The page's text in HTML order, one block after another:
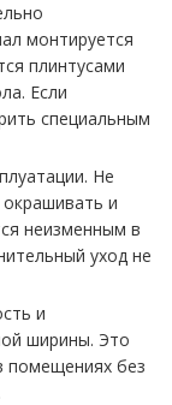
монтируется
плинтусами
Если
специальным
Не
и
неизменным в
уход не
и
ширины. Это
помещениях без